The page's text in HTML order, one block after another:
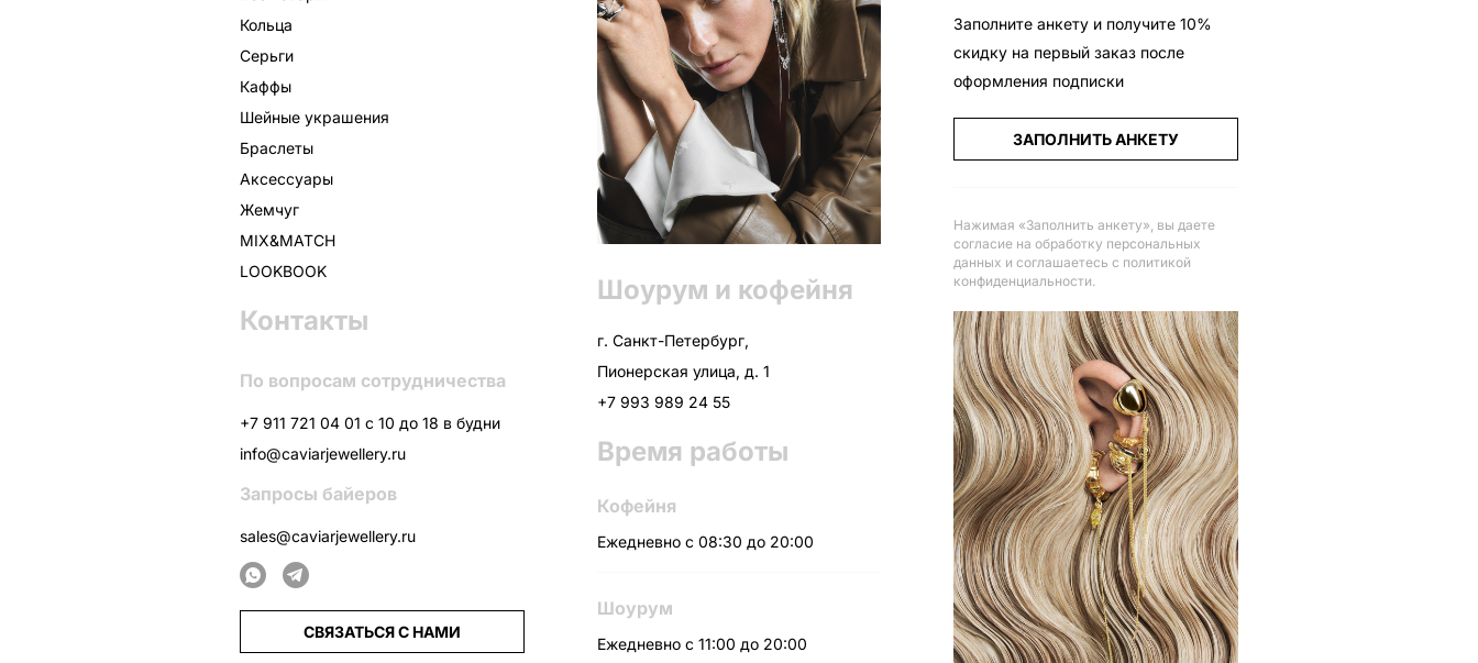
Кольца
Серьги
Каффы
Шейные украшения
Браслеты
Аксессуары
Жемчуг
MIX&MATCH
LOOKBOOK
Контакты
По вопросам сотрудничества
+7 911 721 04 01 с 10 до 18 в будни
info@caviarjewellery.ru
Запросы байеров
sales@caviarjewellery.ru
СВЯЗАТЬСЯ С НАМИ
Шоурум и кофейня
г. Санкт-Петербург,
Пионерская улица, д. 1
+7 993 989 24 55
Время работы
Кофейня
Ежедневно с 08:30 до 20:00
Шоурум
Ежедневно с 11:00 до 20:00
Заполните анкету и получите 10%
скидку на первый заказ после
оформления подписки
ЗАПОЛНИТЬ АНКЕТУ
Нажимая «Заполнить анкету», вы даете
согласие на обработку персональных
данных и соглашаетесь с политикой
конфиденциальности.